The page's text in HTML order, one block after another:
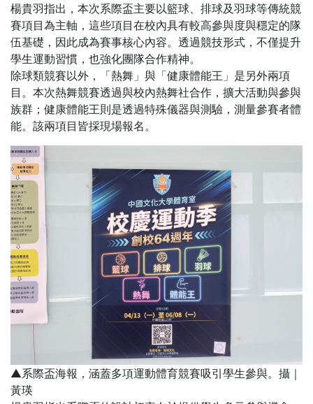
楊貴羽指出，本次系際盃主要以籃球、排球及羽球等傳統競
賽項目為主軸，這些項目在校內具有較高參與度與穩定的隊
伍基礎，因此成為賽事核心內容。透過競技形式，不僅提升
學生運動習慣，也強化團隊合作精神。
除球類競賽以外，「熱舞」與「健康體能王」是另外兩項
目。本次熱舞競賽透過與校內熱舞社合作，擴大活動與參與
族群；健康體能王則是透過特殊儀器與測驗，測量參賽者體
能。該兩項目皆採現場報名。
▲系際盃海報，涵蓋多項運動體育競賽吸引學生參與。攝｜
黃瑛